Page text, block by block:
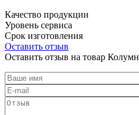
Качество продукции
Уровень сервиса
Срок изготовления
Оставить отзыв
Оставить отзыв на товар